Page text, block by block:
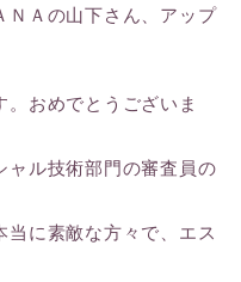
ＮＡの山下さん、アップ
。おめでとうございま
ャル技術部門の審査員の
に素敵な方々で、エス